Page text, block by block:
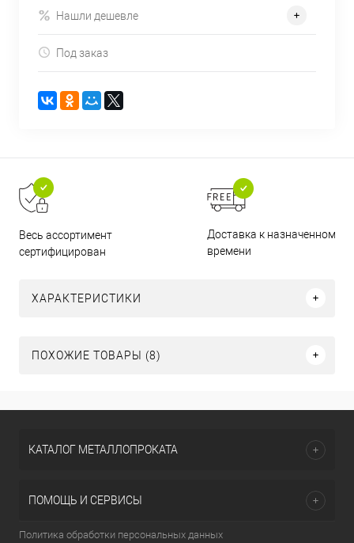
Нашли дешевле
Под заказ
Весь ассортимент
сертифицирован
Доставка к назначенному
времени
ХАРАКТЕРИСТИКИ
ПОХОЖИЕ ТОВАРЫ (8)
КАТАЛОГ МЕТАЛЛОПРОКАТА
ПОМОЩЬ И СЕРВИСЫ
Политика обработки персональных данных